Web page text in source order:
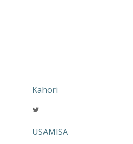
Kahori
Twitter
USAMISA